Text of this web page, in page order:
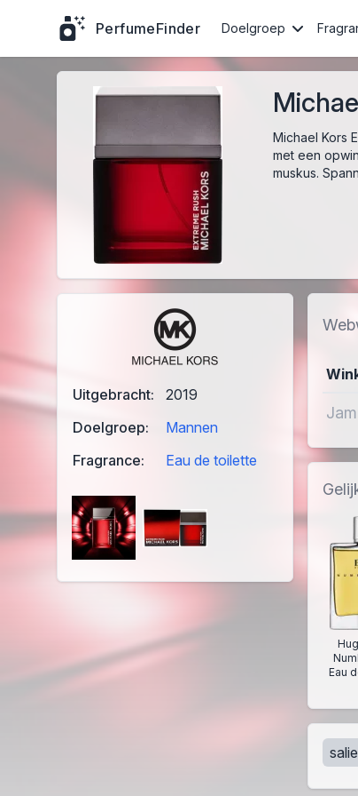
PerfumeFinder Doelgroep
Michael Kors
met een
muskus.
Uitgebracht:
2019
Doelgroep:
Mannen
Fragrance:
Eau de toilette
Eau
salie